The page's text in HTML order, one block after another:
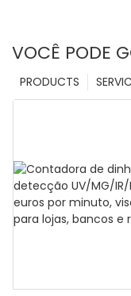
VOCÊ PODE
PRODUCTS